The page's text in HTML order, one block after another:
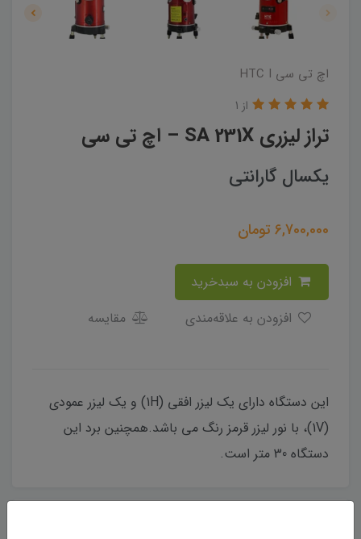
اچ تی سی HTC I
تراز لیزری SA 231X – اچ تی سی
از 1
یکسال گارانتی
6,700,000 تومان
مقایسه
این دستگاه دارای یک لیزر افقی (1H) و یک لیزر عمودی
(1V)، با نور لیزر قرمز رنگ می باشد.همچنین برد این
دستگاه 30 متر است.